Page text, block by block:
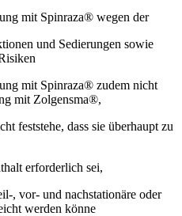
mit Spinraza® wegen der
und Sedierungen sowie
mit Spinraza® zudem nicht
mit Zolgensma®,
feststehe, dass sie überhaupt zu
erforderlich sei,
, vor- und nachstationäre oder
werden könne